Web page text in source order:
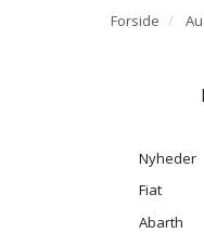
Forside
Nyheder
Fiat
Abarth